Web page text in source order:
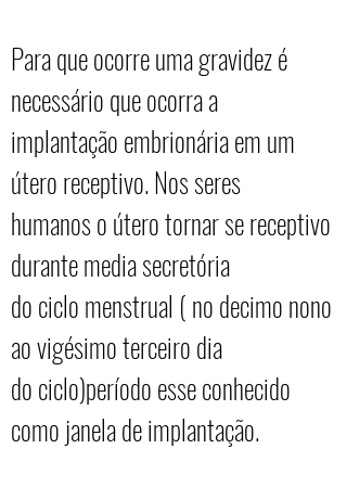
Para que ocorre uma gravidez é
necessário que ocorra a
implantação embrionária em um
útero receptivo. Nos seres
humanos o útero tornar se receptivo
durante media secretória
do ciclo menstrual ( no decimo nono
ao vigésimo terceiro dia
do ciclo)período esse conhecido
como janela de implantação.